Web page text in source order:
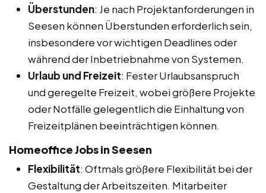
Überstunden: Je nach Projektanforderungen in
Seesen können Überstunden erforderlich sein,
insbesondere vor wichtigen Deadlines oder
während der Inbetriebnahme von Systemen.
Urlaub und Freizeit: Fester Urlaubsanspruch
und geregelte Freizeit, wobei größere Projekte
oder Notfälle gelegentlich die Einhaltung von
Freizeitplänen beeinträchtigen können.
Homeoffice Jobs in Seesen
Flexibilität: Oftmals größere Flexibilität bei der
Gestaltung der Arbeitszeiten. Mitarbeiter